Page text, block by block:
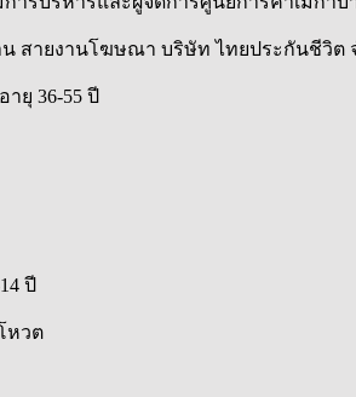
โฆษณา บริษัท ไทยประกันชีวิต จ
55 ปี
ปี
วต